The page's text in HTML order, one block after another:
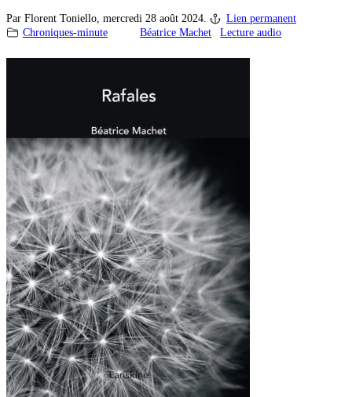
Par Florent Toniello, mercredi 28 août 2024.
Lien permanent
Chroniques-minute
Béatrice Machet Lecture audio